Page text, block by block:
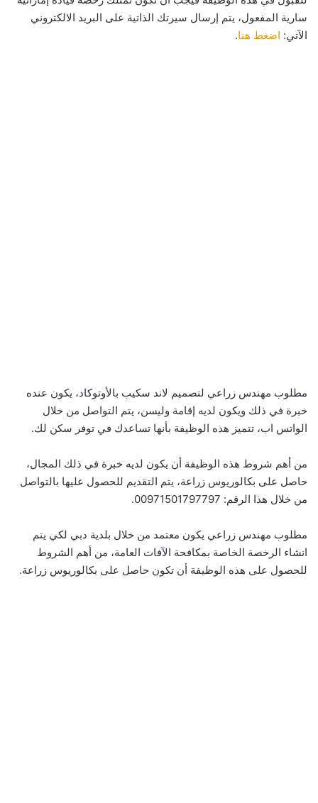
سارية المفعول، يتم إرسال سيرتك الذاتية على البريد الالكتروني
الآتي: اضغط هنا.
مطلوب مهندس زراعي لتصميم لاند سكيب بالأوتوكاد، يكون عنده
خبرة في ذلك ويكون لديه إقامة وليسن، يتم التواصل من خلال
الواتس اب، تتميز هذه الوظيفة بأنها تساعدك في توفر سكن لك.
من أهم شروط هذه الوظيفة أن يكون لديه خبرة في ذلك المجال،
حاصل على بكالوريوس زراعة، يتم التقديم للحصول عليها بالتواصل
من خلال هذا الرقم: 00971501797797.
مطلوب مهندس زراعي يكون معتمد من خلال بلدية دبي لكي يتم
انشاء الرخصة الخاصة بمكافحة الآفات العامة، من أهم الشروط
للحصول على هذه الوظيفة أن تكون حاصل على بكالوريوس زراعة.